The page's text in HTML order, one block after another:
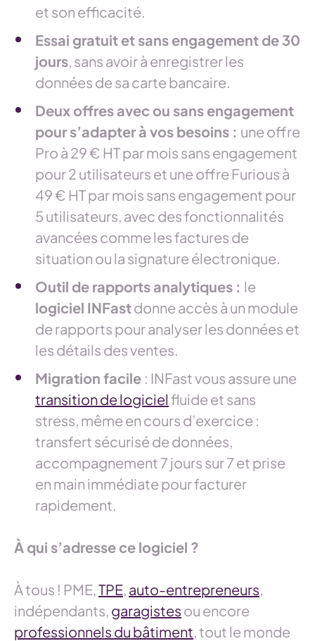
et son efficacité.
Essai gratuit et sans engagement de 30
jours, sans avoir à enregistrer les
données de sa carte bancaire.
Deux offres avec ou sans engagement
pour s’adapter à vos besoins : une offre
Pro à 29 € HT par mois sans engagement
pour 2 utilisateurs et une offre Furious à
49 € HT par mois sans engagement pour
5 utilisateurs, avec des fonctionnalités
avancées comme les factures de
situation ou la signature électronique.
Outil de rapports analytiques : le
logiciel INFastdonne accès à un module
de rapports pour analyser les données et
les détails des ventes.
Migration facile : INFast vous assure une
transition de logiciel fluide et sans
stress, même en cours d’exercice :
transfert sécurisé de données,
accompagnement 7 jours sur 7 et prise
en main immédiate pour facturer
rapidement.
À qui s’adresse ce logiciel ?
À tous ! PME,TPE, auto-entrepreneurs,
indépendants, garagistes ou encore
professionnels du bâtiment, tout le monde